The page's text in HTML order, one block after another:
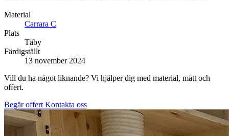
Material
Carrara C
Plats
Täby
Färdigställt
13 november 2024
Vill du ha något liknande? Vi hjälper dig med material, mått och
offert.
Begär offert Kontakta oss